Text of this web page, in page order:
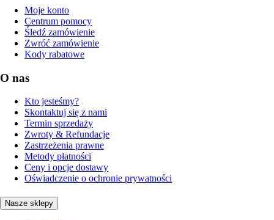
Moje konto
Centrum pomocy
Śledź zamówienie
Zwróć zamówienie
Kody rabatowe
O nas
Kto jesteśmy?
Skontaktuj się z nami
Termin sprzedaży
Zwroty & Refundacje
Zastrzeżenia prawne
Metody płatności
Ceny i opcje dostawy
Oświadczenie o ochronie prywatności
Nasze sklepy